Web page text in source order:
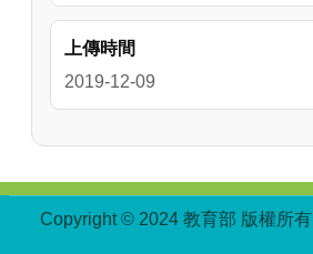
上傳時間
2019-12-09
Copyright © 2024 教育部 版權所有